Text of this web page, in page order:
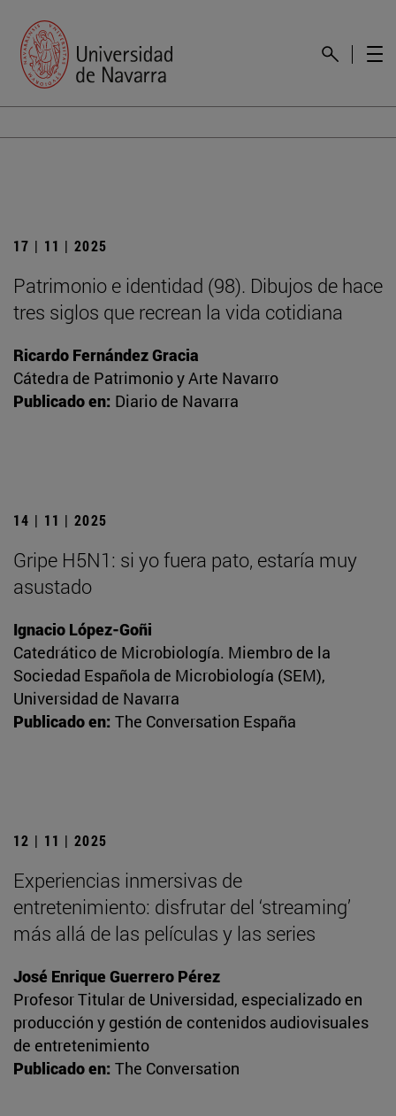
17 | 11 | 2025
Patrimonio e identidad (98). Dibujos de hace
tres siglos que recrean la vida cotidiana
Ricardo Fernández Gracia
Cátedra de Patrimonio y Arte Navarro
Publicado en: Diario de Navarra
14 | 11 | 2025
Gripe H5N1: si yo fuera pato, estaría muy
asustado
Ignacio López-Goñi
Catedrático de Microbiología. Miembro de la
Sociedad Española de Microbiología (SEM),
Universidad de Navarra
Publicado en: The Conversation España
12 | 11 | 2025
Experiencias inmersivas de
entretenimiento: disfrutar del ‘streaming’
más allá de las películas y las series
José Enrique Guerrero Pérez
Profesor Titular de Universidad, especializado en
producción y gestión de contenidos audiovisuales
de entretenimiento
Publicado en: The Conversation